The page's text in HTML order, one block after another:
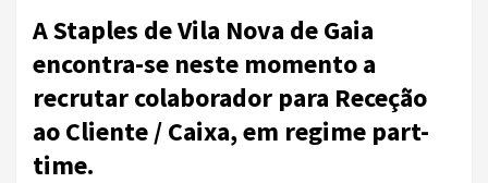
A Staples de Vila Nova de Gaia
encontra-se neste momento a
recrutar colaborador para Receção
ao Cliente / Caixa, em regime part-
time.